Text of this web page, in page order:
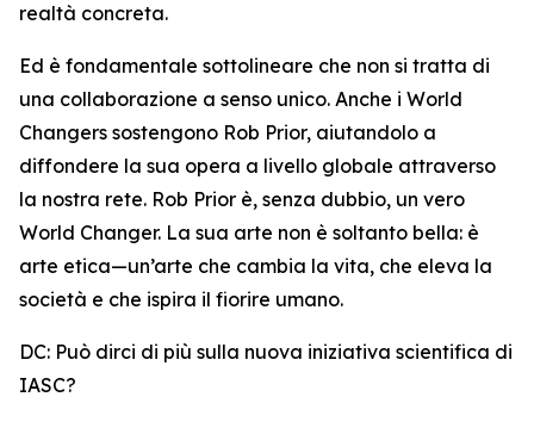
realtà concreta.
Ed è fondamentale sottolineare che non si tratta di
una collaborazione a senso unico. Anche i World
Changers sostengono Rob Prior, aiutandolo a
diffondere la sua opera a livello globale attraverso
la nostra rete. Rob Prior è, senza dubbio, un vero
World Changer. La sua arte non è soltanto bella: è
arte etica—un’arte che cambia la vita, che eleva la
società e che ispira il fiorire umano.
DC: Può dirci di più sulla nuova iniziativa scientifica di
IASC?